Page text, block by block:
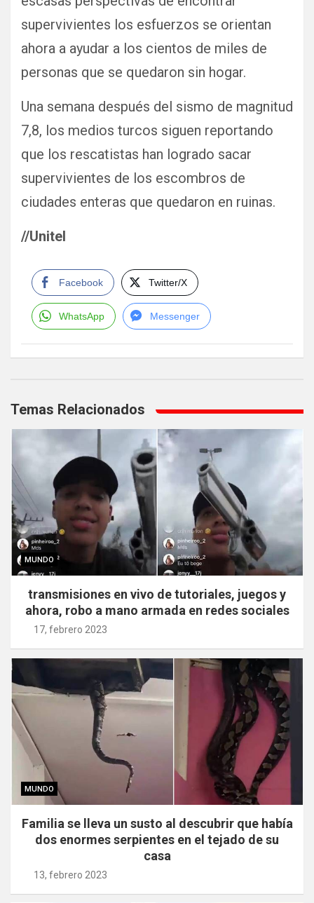
supervivientes los esfuerzos se orientan
ahora a ayudar a los cientos de miles de
personas que se quedaron sin hogar.
Una semana después del sismo de magnitud
7,8, los medios turcos siguen reportando
que los rescatistas han logrado sacar
supervivientes de los escombros de
ciudades enteras que quedaron en ruinas.
//Unitel
Facebook Twitter/X
WhatsApp Messenger
de
entradas
Temas Relacionados
MUNDO
transmisiones en vivo de tutoriales, juegos y
ahora, robo a mano armada en redes sociales
17, febrero 2023
MUNDO
Familia se lleva un susto al descubrir que había
dos enormes serpientes en el tejado de su
casa
13, febrero 2023